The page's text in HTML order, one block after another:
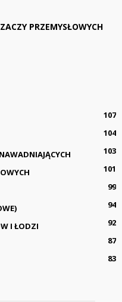
PRZEMYSŁOWYCH
107
104
103
101
99
94
I ŁODZI
92
87
83